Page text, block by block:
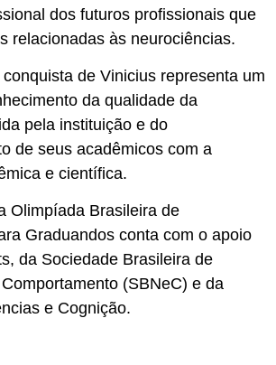
dos futuros profissionais que
relacionadas às neurociências.
de Vinicius representa um
da qualidade da
pela instituição e do
de seus acadêmicos com a
e científica.
Olimpíada Brasileira de
Graduandos conta com o apoio
da Sociedade Brasileira de
(SBNeC) e da
e Cognição.